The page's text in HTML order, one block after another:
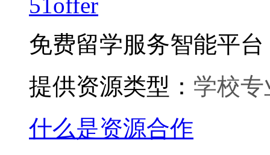
免费留学服务智能平台
提供资源类型： 学校专
什么是资源合作